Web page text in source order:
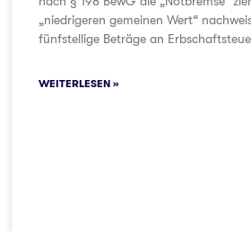
„niedrigeren gemeinen Wert“
fünfstellige Beträge an
WEITERLESEN »